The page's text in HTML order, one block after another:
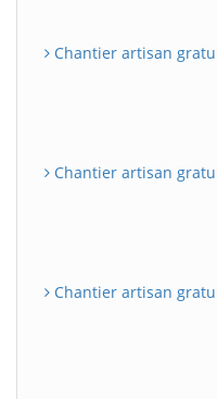
Chantier artisan
Chantier artisan
Chantier artisan